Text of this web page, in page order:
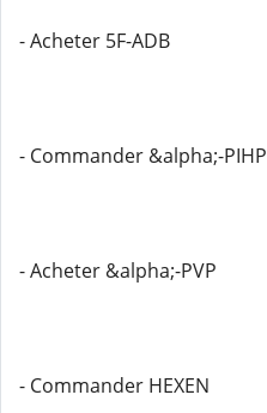
- Acheter 5F-ADB
- Commander &alpha;-PIHP
- Acheter &alpha;-PVP
- Commander HEXEN